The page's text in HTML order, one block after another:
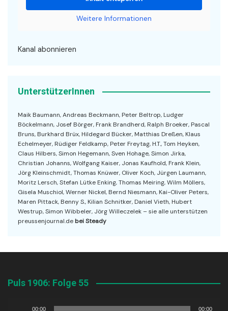
Weitere Informationen
Kanal abonnieren
UnterstützerInnen
Maik Baumann, Andreas Beckmann, Peter Beltrop, Ludger
Böckelmann, Josef Börger, Frank Brandherd, Ralph Broeker, Pascal
Bruns, Burkhard Brüx, Hildegard Bücker, Matthias Dreßen, Klaus
Echelmeyer, Rüdiger Feldkamp, Peter Freytag, H.T., Tom Heyken,
Claus Hilbers, Simon Hegemann, Sven Hohage, Simon Jirka,
Christian Johanns, Wolfgang Kaiser, Jonas Kaufhold, Frank Klein,
Jörg Kleinschmidt, Thomas Knüwer, Oliver Koch, Jürgen Laumann,
Moritz Lersch, Stefan Lütke Enking, Thomas Meiring, Wilm Möllers,
Gisela Muschiol, Werner Nickel, Bernd Niesmann, Kai-Oliver Peters,
Maren Pittack, Benny S., Kilian Schnitker, Daniel Vieth, Hubert
Westrup, Simon Wibbeler, Jörg Willeczelek – sie alle unterstützen
preussenjournal.de bei Steady
Puls 1906: Folge 55
00:00 00:00